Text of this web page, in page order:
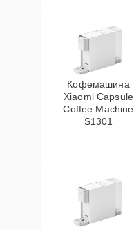
Кофемашина
Xiaomi Capsule
Coffee Machine
S1301